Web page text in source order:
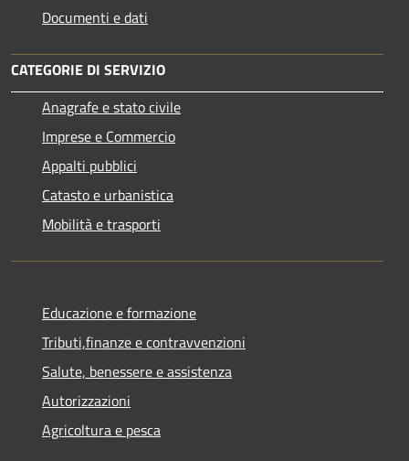
Documenti e dati
CATEGORIE DI SERVIZIO
Anagrafe e stato civile
Imprese e Commercio
Appalti pubblici
Catasto e urbanistica
Mobilità e trasporti
Educazione e formazione
Tributi,finanze e contravvenzioni
Salute, benessere e assistenza
Autorizzazioni
Agricoltura e pesca